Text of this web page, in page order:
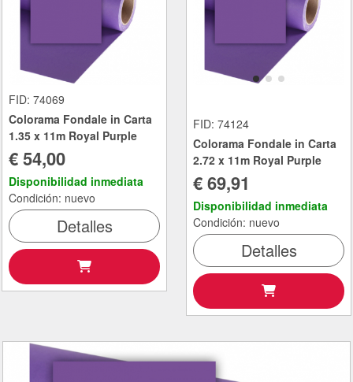
FID: 74069
Colorama Fondale in Carta
1.35 x 11m Royal Purple
€ 54,00
Disponibilidad inmediata
Condición: nuevo
Detalles
FID: 74124
Colorama Fondale in Carta
2.72 x 11m Royal Purple
€ 69,91
Disponibilidad inmediata
Condición: nuevo
Detalles